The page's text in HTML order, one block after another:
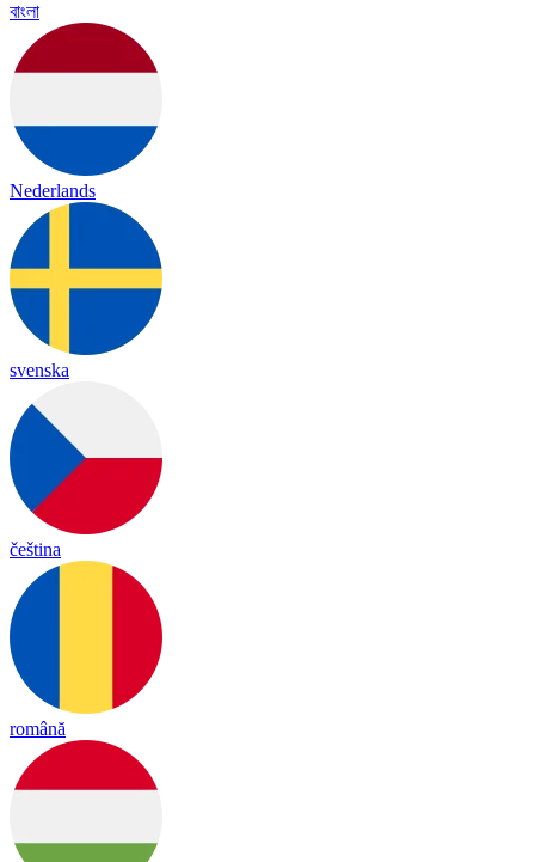
বাংলা
Nederlands
svenska
čeština
română